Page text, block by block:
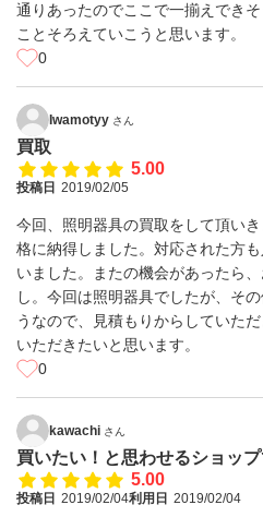
通りあったのでここで一揃えでき
ことそろえていこうと思います。
0
Iwamotyy さん
買取
5.00
投稿日 2019/02/05
今回、照明器具の買取をして頂い
格に納得しました。対応された方
いました。またの機会があったら
し。今回は照明器具でしたが、そ
うなので、見積もりからしていた
いただきたいと思います。
0
kawachi さん
買いたい！と思わせるショップ
5.00
投稿日 2019/02/04利用日 2019/02/04